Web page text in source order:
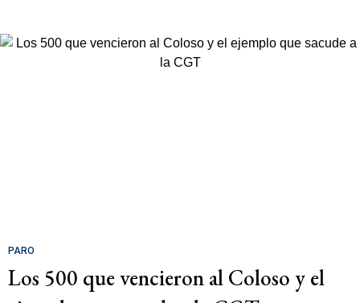
PARO
Los 500 que vencieron al Coloso y el